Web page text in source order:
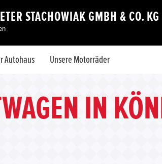
STACHOWIAK GMBH & CO. KG
Autohaus Unsere Motorräder
IN